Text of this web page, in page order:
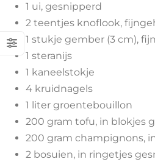
1 ui, gesnipperd
2 teentjes knoflook,
1 stukje gember (3 cm),
1 steranijs
1 kaneelstokje
4 kruidnagels
1 liter groentebouillon
200 gram tofu, in blokjes
200 gram champignons,
2 bosuien, in ringetjes